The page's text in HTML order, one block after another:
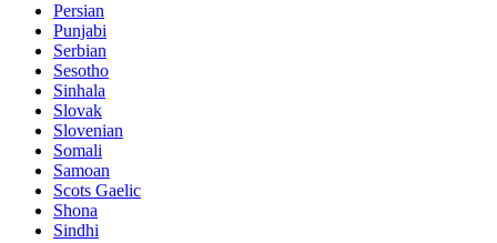
Persian
Punjabi
Serbian
Sesotho
Sinhala
Slovak
Slovenian
Somali
Samoan
Scots Gaelic
Shona
Sindhi